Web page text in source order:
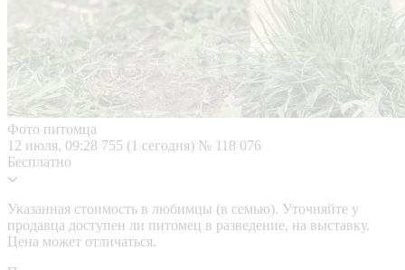
Фото питомца
12 июля, 09:28 755 (1 сегодня) № 118 076
Бесплатно
Указанная стоимость в любимцы (в семью). Уточняйте у
продавца доступен ли питомец в разведение, на выставку.
Цена может отличаться.